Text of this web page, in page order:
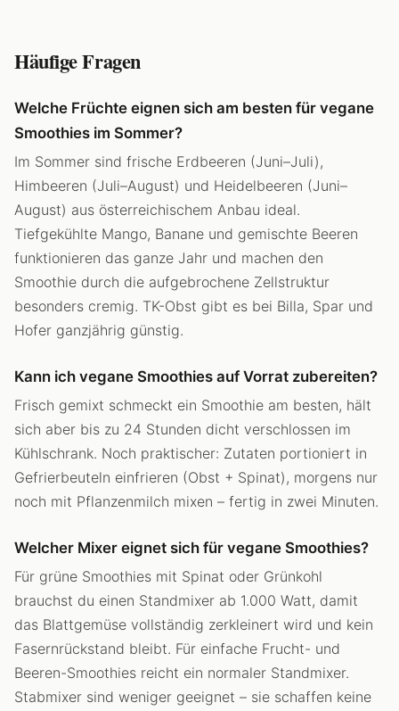
Häufige Fragen
Welche Früchte eignen sich am besten für vegane
Smoothies im Sommer?
Im Sommer sind frische Erdbeeren (Juni–Juli),
Himbeeren (Juli–August) und Heidelbeeren (Juni–
August) aus österreichischem Anbau ideal.
Tiefgekühlte Mango, Banane und gemischte Beeren
funktionieren das ganze Jahr und machen den
Smoothie durch die aufgebrochene Zellstruktur
besonders cremig. TK-Obst gibt es bei Billa, Spar und
Hofer ganzjährig günstig.
Kann ich vegane Smoothies auf Vorrat zubereiten?
Frisch gemixt schmeckt ein Smoothie am besten, hält
sich aber bis zu 24 Stunden dicht verschlossen im
Kühlschrank. Noch praktischer: Zutaten portioniert in
Gefrierbeuteln einfrieren (Obst + Spinat), morgens nur
noch mit Pflanzenmilch mixen – fertig in zwei Minuten.
Welcher Mixer eignet sich für vegane Smoothies?
Für grüne Smoothies mit Spinat oder Grünkohl
brauchst du einen Standmixer ab 1.000 Watt, damit
das Blattgemüse vollständig zerkleinert wird und kein
Fasernrückstand bleibt. Für einfache Frucht- und
Beeren-Smoothies reicht ein normaler Standmixer.
Stabmixer sind weniger geeignet – sie schaffen keine